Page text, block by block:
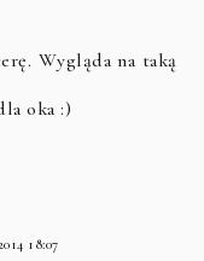
Wygląda na taką
oka :)
18:07